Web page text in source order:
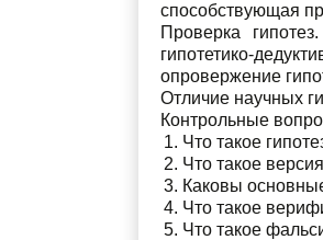
способствующая
Проверка
гипотетико-
опровержение
Отличие научных
Контрольные
Что такое
Что такое
Каковы
Что такое
Что такое